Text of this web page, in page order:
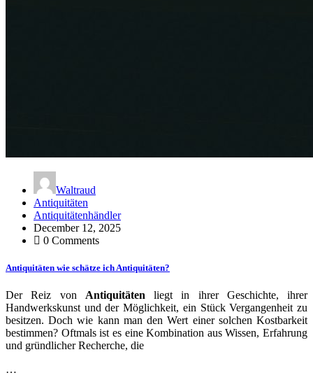
Waltraud
Antiquitäten
Antiquitätenhändler
December 12, 2025
0 Comments
Antiquitäten wie schätze ich Antiquitäten?
Der Reiz von Antiquitäten liegt in ihrer Geschichte, ihrer
Handwerkskunst und der Möglichkeit, ein Stück Vergangenheit zu
besitzen. Doch wie kann man den Wert einer solchen Kostbarkeit
bestimmen? Oftmals ist es eine Kombination aus Wissen, Erfahrung
und gründlicher Recherche, die
…